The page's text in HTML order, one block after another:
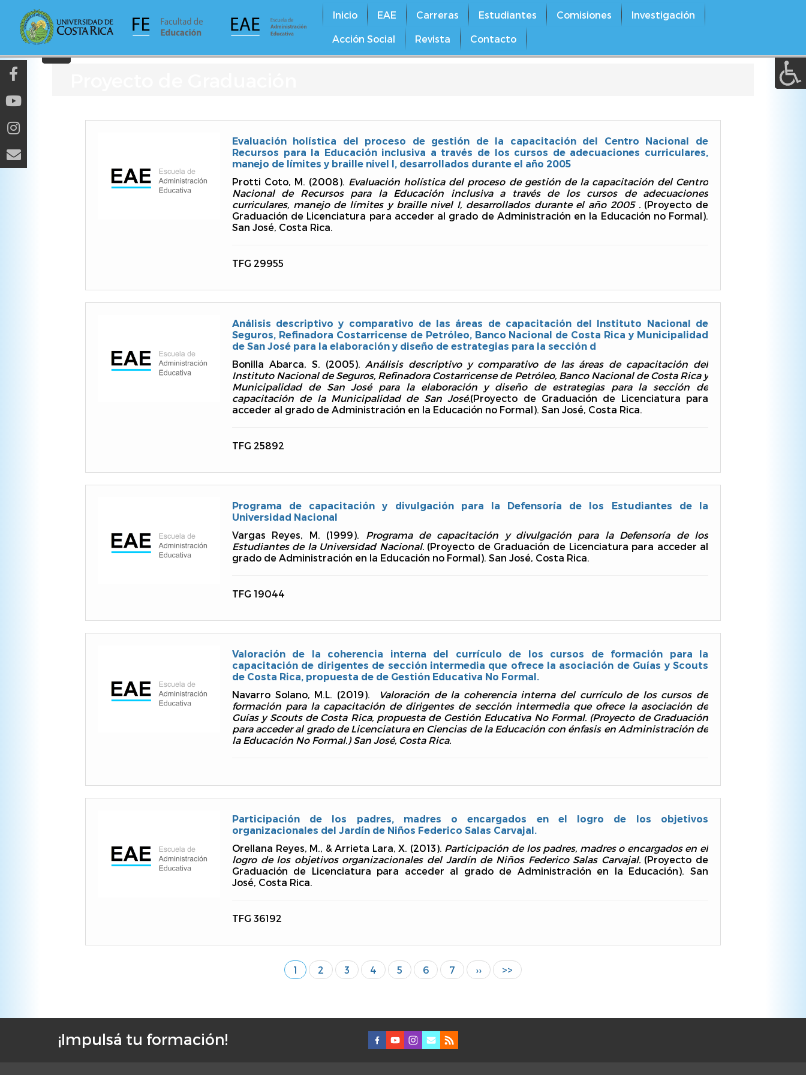
contenido
principal
Inicio EAE Carreras Estudiantes Comisiones Investigación
Acción Social Revista Contacto
A a (+/-) :
Evaluación holística del proceso de gestión de la capacitación del Centro Nacional de
Recursos para la Educación inclusiva a través de los cursos de adecuaciones curriculares,
manejo de límites y braille nivel I, desarrollados durante el año 2005
Protti Coto, M. (2008). Evaluación holística del proceso de gestión de la capacitación del Centro
Nacional de Recursos para la Educación inclusiva a través de los cursos de adecuaciones
curriculares, manejo de límites y braille nivel I, desarrollados durante el año 2005 .(Proyecto de
Graduación de Licenciatura para acceder al grado de Administración en la Educación no Formal).
San José, Costa Rica.
TFG 29955
Análisis descriptivo y comparativo de las áreas de capacitación del Instituto Nacional de
Seguros, Refinadora Costarricense de Petróleo, Banco Nacional de Costa Rica y Municipalidad
de San José para la elaboración y diseño de estrategias para la sección d
Bonilla Abarca, S. (2005). Análisis descriptivo y comparativo de las áreas de capacitación del
Instituto Nacional de Seguros, Refinadora Costarricense de Petróleo, Banco Nacional de Costa Rica y
Municipalidad de San José para la elaboración y diseño de estrategias para la sección de
capacitación de la Municipalidad de San José.(Proyecto de Graduación de Licenciatura para
acceder al grado de Administración en la Educación no Formal). San José, Costa Rica.
TFG 25892
Programa de capacitación y divulgación para la Defensoría de los Estudiantes de la
Universidad Nacional
Vargas Reyes, M. (1999). Programa de capacitación y divulgación para la Defensoría de los
Estudiantes de la Universidad Nacional. (Proyecto de Graduación de Licenciatura para acceder al
grado de Administración en la Educación no Formal). San José, Costa Rica.
TFG 19044
Valoración de la coherencia interna del currículo de los cursos de formación para la
capacitación de dirigentes de sección intermedia que ofrece la asociación de Guías y Scouts
de Costa Rica, propuesta de de Gestión Educativa No Formal.
Navarro Solano, M.L. (2019).
Valoración de la coherencia interna del currículo de los cursos de
formación para la capacitación de dirigentes de sección intermedia que ofrece la asociación de
Guías y Scouts de Costa Rica, propuesta de Gestión Educativa No Formal. (Proyecto de Graduación
para acceder al grado de Licenciatura en Ciencias de la Educación con énfasis en Administración de
la Educación No Formal.) San José, Costa Rica.
Participación de los padres, madres o encargados en el logro de los objetivos
organizacionales del Jardín de Niños Federico Salas Carvajal.
Orellana Reyes, M., & Arrieta Lara, X. (2013). Participación de los padres, madres o encargados en el
logro de los objetivos organizacionales del Jardín de Niños Federico Salas Carvajal. (Proyecto de
Graduación de Licenciatura para acceder al grado de Administración en la Educación). San
José, Costa Rica.
TFG 36192
Página
actual
1 Página
2 Página
3 Página
4 Página
5 Página
6 Página
7
Siguiente
página
››
Última
página
>>
F¡Impulsá tu formación!